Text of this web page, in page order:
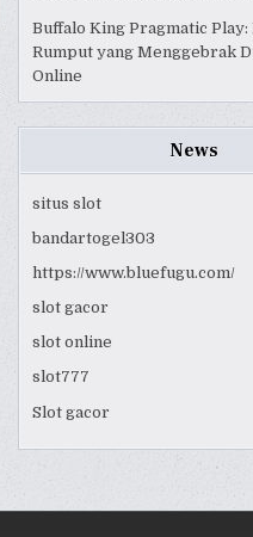
Buffalo King Pragmatic Play:
Rumput yang Menggebrak
Online
News
situs slot
bandartogel303
https://www.bluefugu.com/
slot gacor
slot online
slot777
Slot gacor